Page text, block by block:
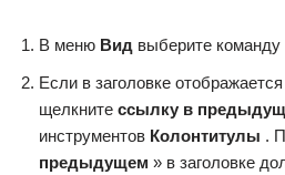
В меню Вид выберите команду
Если в заголовке отображается
щелкните ссылку в
инструментов Колонтитулы .
предыдущем » в заголовке